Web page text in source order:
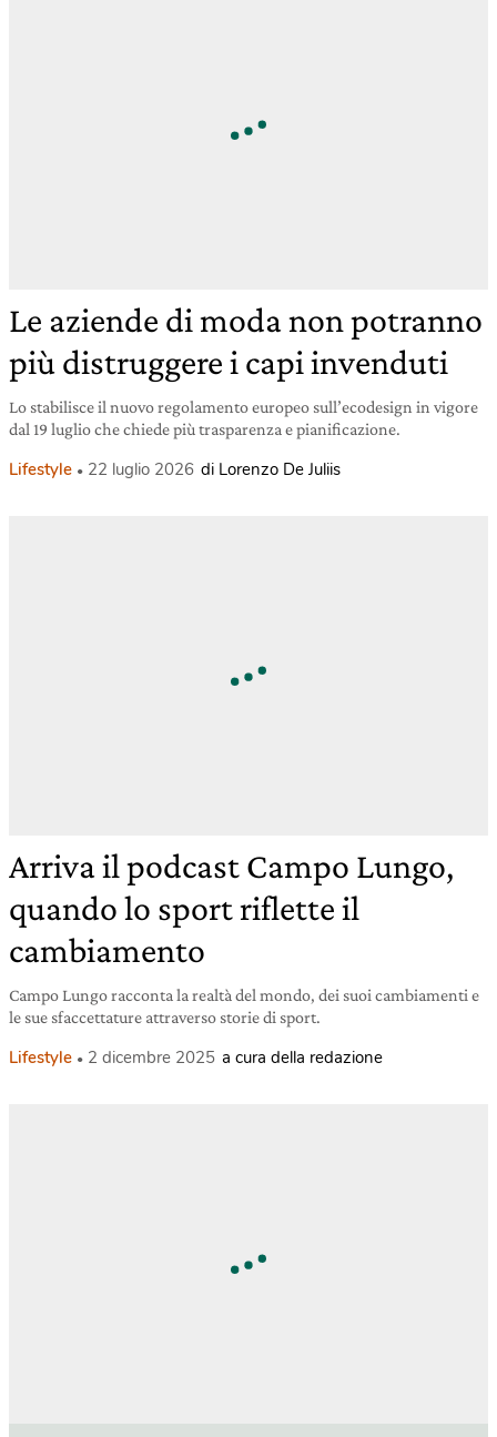
Le aziende di moda non potranno
più distruggere i capi invenduti
Lo stabilisce il nuovo regolamento europeo sull’ecodesign in vigore
dal 19 luglio che chiede più trasparenza e pianificazione.
Lifestyle 22 luglio 2026 di Lorenzo De Juliis
Arriva il podcast Campo Lungo,
quando lo sport riflette il
cambiamento
Campo Lungo racconta la realtà del mondo, dei suoi cambiamenti e
le sue sfaccettature attraverso storie di sport.
Lifestyle 2 dicembre 2025 a cura della redazione